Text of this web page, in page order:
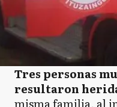
Tres personas
resultaron
misma familia, al